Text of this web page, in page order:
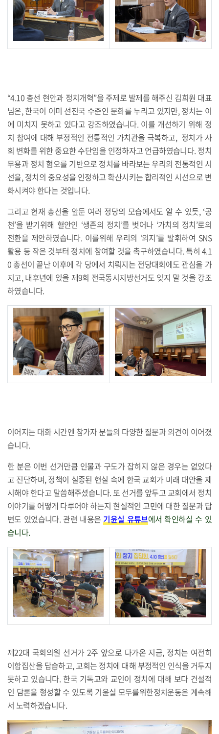
“4.10 총선 현안과 정치개혁”을 주제로 발제를 해주신 김희원 대표
님은, 한국이 이미 선진국 수준인 문화를 누리고 있지만, 정치는 이
에 미치지 못하고 있다고 강조하였습니다. 이를 개선하기 위해 정
치 참여에 대해 부정적인 전통적인 가치관을 극복하고, 정치가 사
회 변화를 위한 중요한 수단임을 인정하자고 언급하였습니다. 정치
무용과 정치 혐오를 기반으로 정치를 바라보는 우리의 전통적인 시
선을, 정치의 중요성을 인정하고 확산시키는 합리적인 시선으로 변
화시켜야 한다는 것입니다.
그리고 현재 총선을 앞둔 여러 정당의 모습에서도 알 수 있듯, ‘공
천’을 받기위해 혈안인 ‘생존의 정치’를 벗어나 ‘가치의 정치’로의
전환을 제안하였습니다. 이를위해 우리의 ‘의지’를 발휘하여 SNS
활용 등 작은 것부터 정치에 참여할 것을 촉구하였습니다. 특히 4.1
0 총선이 끝난 이후에 각 당에서 치뤄지는 전당대회에도 관심을 가
지고, 내후년에 있을 제9회 전국동시지방선거도 잊지 말 것을 강조
하였습니다.
이어지는 대화 시간엔 참가자 분들의 다양한 질문과 의견이 이어졌
습니다.
한 분은 이번 선거만큼 인물과 구도가 잡히지 않은 경우는 없었다
고 진단하며, 정책이 실종된 현실 속에 한국 교회가 미래 대안을 제
시해야 한다고 말씀해주셨습니다. 또 선거를 앞두고 교회에서 정치
이야기를 어떻게 다루어야 하는지 현실적인 고민에 대한 질문과 답
변도 있었습니다. 관련 내용은 기윤실 유튜브에서 확인하실 수 있
습니다.
제22대 국회의원 선거가 2주 앞으로 다가온 지금, 정치는 여전히
이합집산을 답습하고, 교회는 정치에 대해 부정적인 인식을 거두지
못하고 있습니다. 한국 기독교와 교인이 정치에 대해 보다 건설적
인 담론을 형성할 수 있도록 기윤실 모두를위한정치운동은 계속해
서 노력하겠습니다.